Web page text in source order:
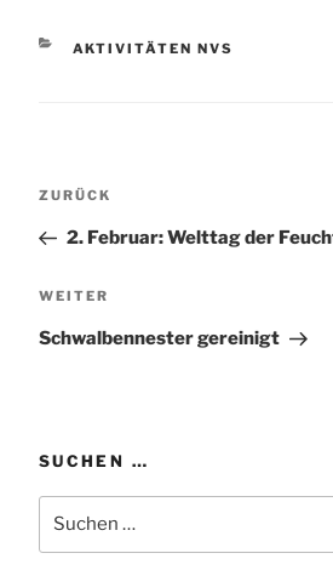
KATEGORIEN
AKTIVITÄTEN NVS
Vorheriger
ZURÜCK
2. Februar: Welttag der
Nächster
WEITER
Schwalbennester gereinigt
SUCHEN …
nach: